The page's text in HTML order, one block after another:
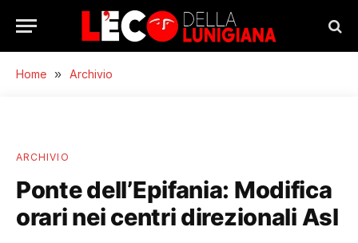
Home » Archivio
ARCHIVIO
Ponte dell’Epifania: Modifica
orari nei centri direzionali Asl